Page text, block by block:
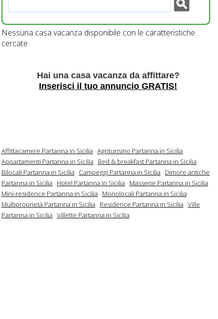
Nessuna casa vacanza disponibile con le caratteristiche
cercate
Hai una casa vacanza da affittare?
Inserisci il tuo annuncio GRATIS!
Affittacamere Partanna in Sicilia Agriturismo Partanna in Sicilia
Appartamenti Partanna in Sicilia
Bed & breakfast Partanna in Sicilia
Bilocali Partanna in Sicilia
Campeggi Partanna in Sicilia
Dimore antiche
Partanna in Sicilia
Hotel Partanna in Sicilia
Masserie Partanna in Sicilia
Mini-residence Partanna in Sicilia
Monolocali Partanna in Sicilia
Multiproprietà Partanna in Sicilia
Residence Partanna in Sicilia Ville
Partanna in Sicilia Villette Partanna in Sicilia